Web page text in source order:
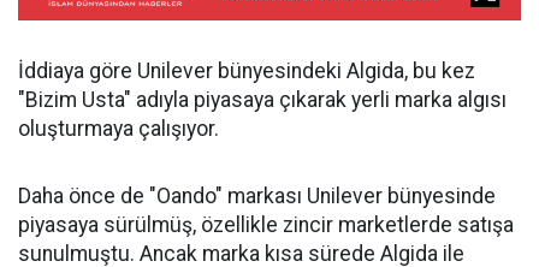
İddiaya göre Unilever bünyesindeki Algida, bu kez
"Bizim Usta" adıyla piyasaya çıkarak yerli marka algısı
oluşturmaya çalışıyor.
Daha önce de "Oando" markası Unilever bünyesinde
piyasaya sürülmüş, özellikle zincir marketlerde satışa
sunulmuştu. Ancak marka kısa sürede Algida ile